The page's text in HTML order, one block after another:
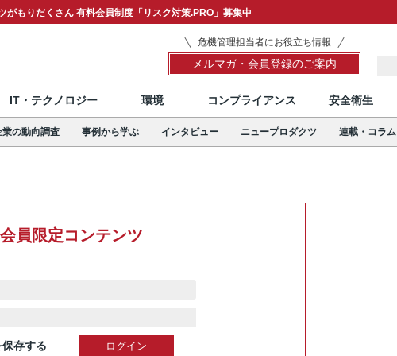
がもりだくさん 有料会員制度「リスク対策.PRO」募集中
危機管理担当者にお役立ち情報
メルマガ・会員登録のご案内
IT・テクノロジー 環境 コンプライアンス 安全衛生
業の動向調査 事例から学ぶ インタビュー ニュープロダクツ 連載・コラム
会員限定コンテンツ
存する